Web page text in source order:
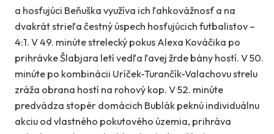
a hosťujúci Beňuška využíva ich ľahkovážnosť a na
dvakrát strieľa čestný úspech hosťujúcich futbalistov –
4:1. V 49. minúte strelecký pokus Alexa Kováčika po
prihrávke Šlabjara letí vedľa ľavej žrde bány hostí. V 50.
minúte po kombinácii Uríček-Turančík-Valachovu strelu
zráža obrana hostí na rohový kop. V 52. minúte
predvádza stopér domácich Bublák peknú individuálnu
akciu od vlastného pokutového územia, prihráva